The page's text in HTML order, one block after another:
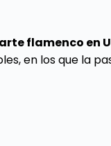
arte flamenco en
en los que la